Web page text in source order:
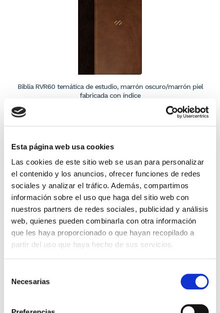
Esta página web usa cookies
Las cookies de este sitio web se usan para personalizar
el contenido y los anuncios, ofrecer funciones de redes
sociales y analizar el tráfico. Además, compartimos
información sobre el uso que haga del sitio web con
nuestros partners de redes sociales, publicidad y análisis
web, quienes pueden combinarla con otra información
que les haya proporcionado o que hayan recopilado a
partir del uso que haya hecho de sus servicios.
Necesarias
Biblia RVR60 temática de estudio, marrón oscuro/marrón piel
fabricada con índice
56,99€
Stock:
Comprar
Biblia RVR60 temática de estudio, marrón oscuro/marrón piel